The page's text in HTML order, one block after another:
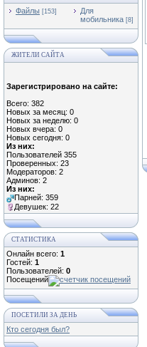
Файлы [153]
Для
мобильника [8]
ЖИТЕЛИ САЙТА
Зарегистрировано на сайте:
Всего: 382
Новых за месяц: 0
Новых за неделю: 0
Новых вчера: 0
Новых сегодня: 0
Из них:
Пользователей 355
Проверенных: 23
Модераторов: 2
Админов: 2
Из них:
Парней: 359
Девушек: 22
СТАТИСТИКА
Онлайн всего: 1
Гостей: 1
Пользователей: 0
Посещений
ПОСЕТИЛИ ЗА ДЕНЬ
Кто сегодня был?